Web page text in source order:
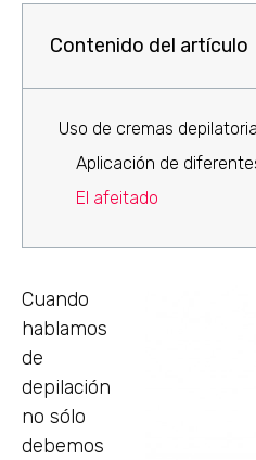
Contenido del artículo
Uso de cremas
Aplicación de
El afeitado
Cuando
hablamos
de
depilación
no sólo
debemos